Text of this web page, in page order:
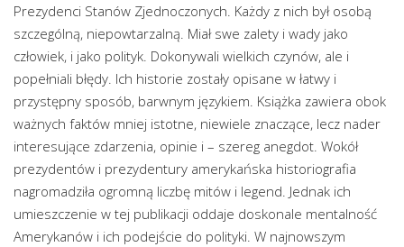
Prezydenci Stanów Zjednoczonych. Każdy z nich był osobą
szczególną, niepowtarzalną. Miał swe zalety i wady jako
człowiek, i jako polityk. Dokonywali wielkich czynów, ale i
popełniali błędy. Ich historie zostały opisane w łatwy i
przystępny sposób, barwnym językiem. Książka zawiera obok
ważnych faktów mniej istotne, niewiele znaczące, lecz nader
interesujące zdarzenia, opinie i – szereg anegdot. Wokół
prezydentów i prezydentury amerykańska historiografia
nagromadziła ogromną liczbę mitów i legend. Jednak ich
umieszczenie w tej publikacji oddaje doskonale mentalność
Amerykanów i ich podejście do polityki. W najnowszym